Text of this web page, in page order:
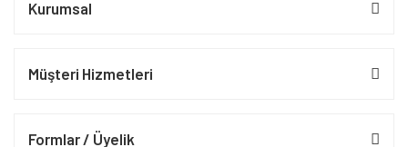
Kurumsal
Müşteri Hizmetleri
Formlar / Üyelik